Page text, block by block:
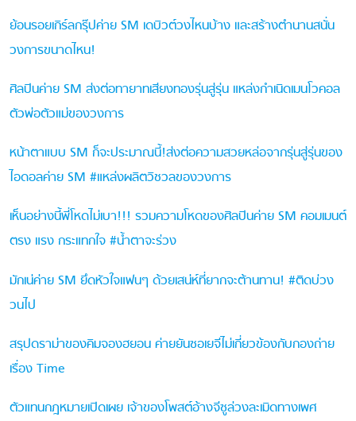
ย้อนรอยเกิร์ลกรุ๊ปค่าย SM เดบิวต์วงไหนบ้าง และสร้างตำนานสนั่น
วงการขนาดไหน!
ศิลปินค่าย SM ส่งต่อทายาทเสียงทองรุ่นสู่รุ่น แหล่งกำเนิดเมนโวคอล
ตัวพ่อตัวแม่ของวงการ
หน้าตาแบบ SM ก็จะประมาณนี้!ส่งต่อความสวยหล่อจากรุ่นสู่รุ่นของ
ไอดอลค่าย SM #แหล่งผลิตวิชวลของวงการ
เห็นอย่างนี้พี่โหดไม่เบา!!! รวมความโหดของศิลปินค่าย SM คอมเมนต์
ตรง แรง กระแทกใจ #น้ำตาจะร่วง
มักเน่ค่าย SM ยึดหัวใจแฟนๆ ด้วยเสน่ห์ที่ยากจะต้านทาน! #ติดบ่วง
วนไป
สรุปดราม่าของคิมจองฮยอน ค่ายยันซอเยจีไม่เกี่ยวข้องกับกองถ่าย
เรื่อง Time
ตัวแทนกฎหมายเปิดเผย เจ้าของโพสต์อ้างจีซูล่วงละเมิดทางเพศ